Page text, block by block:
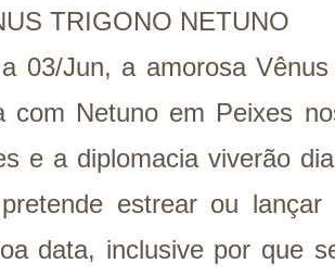
TRIGONO NETUNO
03/Jun, a amorosa
com Netuno em Peixes
e a diplomacia viverão
estrear ou
data, inclusive por que